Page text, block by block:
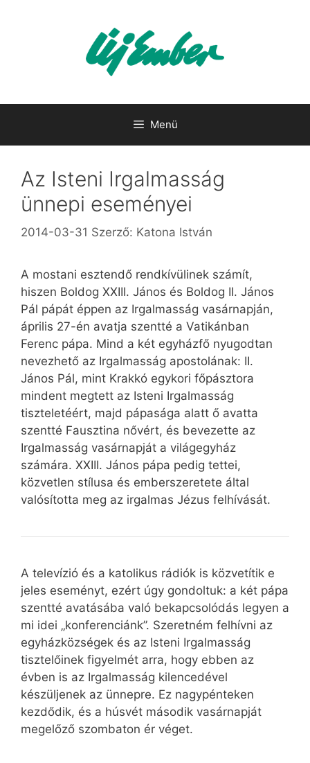
Menü
Az Isteni Irgalmasság
ünnepi eseményei
2014-03-31 Szerző: Katona István
A mostani esztendő rendkívülinek számít,
hiszen Boldog XXIII. János és Boldog II. János
Pál pápát éppen az Irgalmasság vasárnapján,
április 27-én avatja szentté a Vatikánban
Ferenc pápa. Mind a két egyházfő nyugodtan
nevezhető az Irgalmasság apostolának: II.
János Pál, mint Krakkó egykori főpásztora
mindent megtett az Isteni Irgalmasság
tiszteletéért, majd pápasága alatt ő avatta
szentté Fausztina nővért, és bevezette az
Irgalmasság vasárnapját a világegyház
számára. XXIII. János pápa pedig tettei,
közvetlen stílusa és emberszeretete által
valósította meg az irgalmas Jézus felhívását.
A televízió és a katolikus rádiók is közvetítik e
jeles eseményt, ezért úgy gondoltuk: a két pápa
szentté avatásába való bekapcsolódás legyen a
mi idei „konferenciánk”. Szeretném felhívni az
egyházközségek és az Isteni Irgalmasság
tisztelőinek figyelmét arra, hogy ebben az
évben is az Irgalmasság kilencedével
készüljenek az ünnepre. Ez nagypénteken
kezdődik, és a húsvét második vasárnapját
megelőző szombaton ér véget.